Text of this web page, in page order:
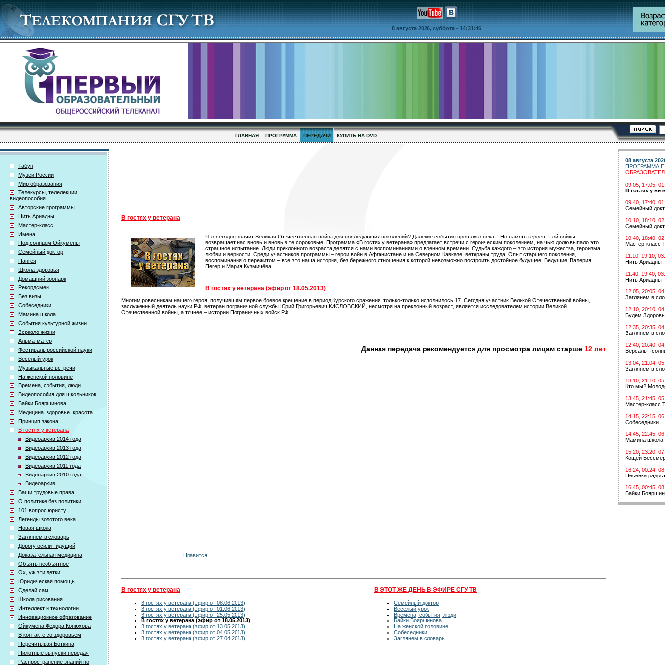
8 августа 2026, суббота - 14:31:46
ГЛАВНАЯ ПРОГРАММА ПЕРЕДАЧИ КУПИТЬ НА DVD
Табун
Музеи России
Мир образования
Телекурсы, телелекции,
видеопособия
Авторские программы
Нить Ариадны
Мастер-класс!
Имена
Под солнцем Ойкумены
Семейный доктор
Пангея
Школа здоровья
Домашний зоопарк
Рекордсмен
Без визы
Собеседники
Мамина школа
События культурной жизни
Зеркало жизни
Альма-матер
Фестиваль российской науки
Веселый урок
Музыкальные встречи
На женской половине
Времена, события, люди
Видеопособия для школьников
Байки Бояршинова
Медицина. здоровье. красота
Принцип закона
В гостях у ветерана
Видеоархив 2014 года
Видеоархив 2013 года
Видеоархив 2012 года
Видеоархив 2011 года
Видеоархив 2010 года
Видеоархив
Ваши трудовые права
О политике без политики
101 вопрос юристу
Легенды золотого века
Новая школа
Заглянем в словарь
Дорогу осилит идущий
Доказательная медицина
Объять необъятное
Ох, уж эти детки!
Юридическая помощь
Сделай сам
Школа рисования
Интеллект и технологии
Инновационное образование
Ойкумена Федора Конюхова
В контакте со здоровьем
Перечитывая Боткина
Пилотные выпуски передач
Распространение знаний по
В гостях у ветерана
Что сегодня значит Великая Отечественная война для последующих поколений? Далекие события прошлого века... Но память героев этой войны
возвращает нас вновь и вновь в те сороковые. Программа «В гостях у ветерана» предлагает встречи с героическим поколением, на чью долю выпало это
страшное испытание. Люди преклонного возраста делятся с нами воспоминаниями о военном времени. Судьба каждого – это история мужества, героизма,
любви и верности. Среди участников программы – герои войн в Афганистане и на Северном Кавказе, ветераны труда. Опыт старшего поколения,
воспоминания о пережитом – все это наша история, без бережного отношения к которой невозможно построить достойное будущее. Ведущие: Валерия
Пегер и Мария Кузмичёва.
В гостях у ветерана (эфир от 18.05.2013)
Многим ровесникам нашего героя, получившим первое боевое крещение в период Курского сражения, только-только исполнилось 17. Сегодня участник Великой Отечественной войны,
заслуженный деятель науки РФ, ветеран пограничной службы Юрий Григорьевич КИСЛОВСКИЙ, несмотря на преклонный возраст, является исследователем истории Великой
Отечественной войны, а точнее – истории Пограничных войск РФ.
Данная передача рекомендуется для просмотра лицам старше 12 лет
Нравится
В гостях у ветерана
В гостях у ветерана (эфир от 08.06.2013)
В гостях у ветерана (эфир от 01.06.2013)
В гостях у ветерана (эфир от 25.05.2013)
В гостях у ветерана (эфир от 18.05.2013)
В гостях у ветерана (эфир от 13.05.2013)
В гостях у ветерана (эфир от 04.05.2013)
В гостях у ветерана (эфир от 27.04.2013)
В ЭТОТ ЖЕ ДЕНЬ В ЭФИРЕ СГУ ТВ
Семейный доктор
Веселый урок
Времена, события, люди
Байки Бояршинова
На женской половине
Собеседники
Заглянем в словарь
08 августа
ПРОГРАММА
09:05, 17:05,
В гостях у
09:40, 17:40,
Семейный
10:10, 18:10,
Семейный
10:40, 18:40,
Мастер-класс
11:10, 19:10,
Нить Ариадны
11:40, 19:40,
Нить Ариадны
12:05, 20:05,
Заглянем в
12:10, 20:10,
Будем
12:35, 20:35,
Заглянем в
12:40, 20:40,
Версаль -
13:04, 21:04,
Заглянем в
13:10, 21:10,
Кто мы?
13:45, 21:45,
Мастер-класс
14:15, 22:15,
Собеседники
14:45, 22:45,
Мамина школа
15:20, 23:20,
Кощей
16:24, 00:24,
Песенка
16:45, 00:45,
Байки